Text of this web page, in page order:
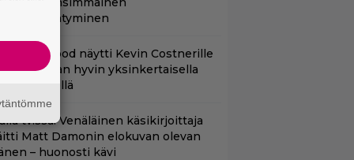
Eastwood näytti Kevin Costnerille
paikan hyvin yksinkertaisella
tv:ssä: Venäläinen käsikirjoittaja
Matt Damonin elokuvan olevan
– huonosti kävi